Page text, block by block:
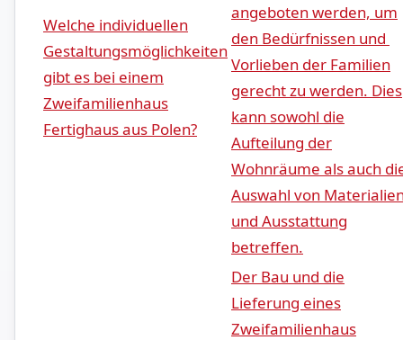
Welche individuellen
Gestaltungsmöglichkeiten
⁤gibt es bei einem
Zweifamilienhaus⁤
Fertighaus aus Polen?
angeboten‍ werden, um⁣
den Bedürfnissen und ​
Vorlieben der Familien
gerecht zu werden. Dies⁢
kann sowohl die
Aufteilung der
Wohnräume als auch
Auswahl von
und Ausstattung
betreffen.
Der Bau und ‌die
Lieferung⁤ eines⁢
Zweifamilienhaus